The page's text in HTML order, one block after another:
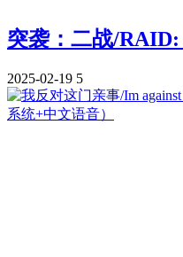
突袭：二战/
2025-02-19 5